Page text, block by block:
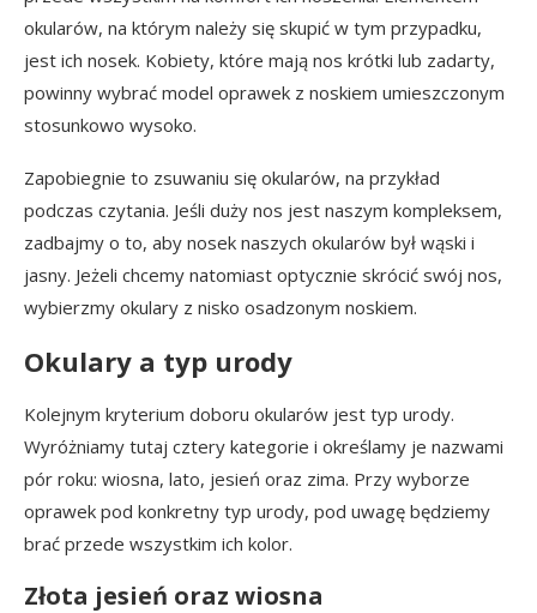
okularów, na którym należy się skupić w tym przypadku,
jest ich nosek. Kobiety, które mają nos krótki lub zadarty,
powinny wybrać model oprawek z noskiem umieszczonym
stosunkowo wysoko.
Zapobiegnie to zsuwaniu się okularów, na przykład
podczas czytania. Jeśli duży nos jest naszym kompleksem,
zadbajmy o to, aby nosek naszych okularów był wąski i
jasny. Jeżeli chcemy natomiast optycznie skrócić swój nos,
wybierzmy okulary z nisko osadzonym noskiem.
Okulary a typ urody
Kolejnym kryterium doboru okularów jest typ urody.
Wyróżniamy tutaj cztery kategorie i określamy je nazwami
pór roku: wiosna, lato, jesień oraz zima. Przy wyborze
oprawek pod konkretny typ urody, pod uwagę będziemy
brać przede wszystkim ich kolor.
Złota jesień oraz wiosna